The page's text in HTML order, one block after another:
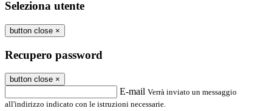
Seleziona utente
button close ×
Recupero password
button close ×
E-mail Verrà inviato un messaggio
all'indirizzo indicato con le istruzioni necessarie.